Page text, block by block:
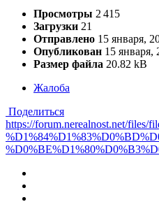
Просмотры 2 415
Загрузки 21
Отправлено 15 января,
Опубликован 15 января,
Размер файла 20.82 kB
Жалоба
Поделиться
https://forum.nerealnost.net/files/